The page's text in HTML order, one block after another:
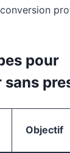
pour
Objectif